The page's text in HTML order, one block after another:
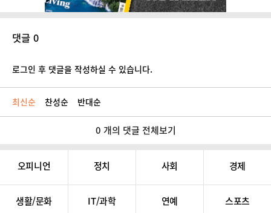
댓글 0
로그인 후 댓글을 작성하실 수 있습니다.
최신순 찬성순 반대순
0 개의 댓글 전체보기
오피니언 정치 사회 경제
생활/문화 IT/과학 연예 스포츠